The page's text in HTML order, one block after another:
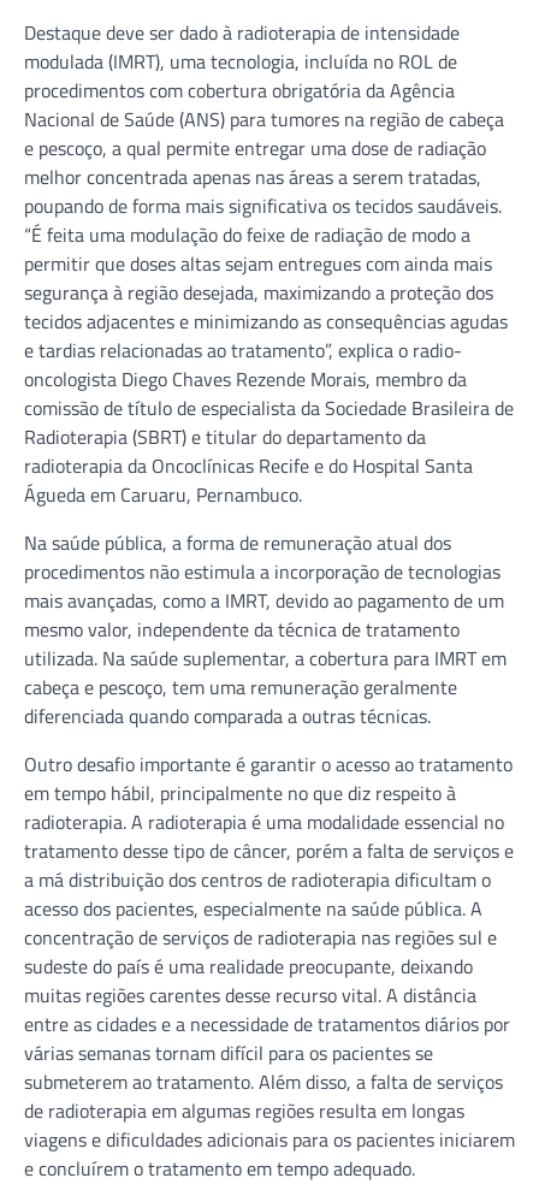
Destaque deve ser dado à radioterapia de intensidade
modulada (IMRT), uma tecnologia, incluída no ROL de
procedimentos com cobertura obrigatória da Agência
Nacional de Saúde (ANS) para tumores na região de cabeça
e pescoço, a qual permite entregar uma dose de radiação
melhor concentrada apenas nas áreas a serem tratadas,
poupando de forma mais significativa os tecidos saudáveis.
“É feita uma modulação do feixe de radiação de modo a
permitir que doses altas sejam entregues com ainda mais
segurança à região desejada, maximizando a proteção dos
tecidos adjacentes e minimizando as consequências agudas
e tardias relacionadas ao tratamento”, explica o radio-
oncologista Diego Chaves Rezende Morais, membro da
comissão de título de especialista da Sociedade Brasileira de
Radioterapia (SBRT) e titular do departamento da
radioterapia da Oncoclínicas Recife e do Hospital Santa
Águeda em Caruaru, Pernambuco.
Na saúde pública, a forma de remuneração atual dos
procedimentos não estimula a incorporação de tecnologias
mais avançadas, como a IMRT, devido ao pagamento de um
mesmo valor, independente da técnica de tratamento
utilizada. Na saúde suplementar, a cobertura para IMRT em
cabeça e pescoço, tem uma remuneração geralmente
diferenciada quando comparada a outras técnicas.
Outro desafio importante é garantir o acesso ao tratamento
em tempo hábil, principalmente no que diz respeito à
radioterapia. A radioterapia é uma modalidade essencial no
tratamento desse tipo de câncer, porém a falta de serviços e
a má distribuição dos centros de radioterapia dificultam o
acesso dos pacientes, especialmente na saúde pública. A
concentração de serviços de radioterapia nas regiões sul e
sudeste do país é uma realidade preocupante, deixando
muitas regiões carentes desse recurso vital. A distância
entre as cidades e a necessidade de tratamentos diários por
várias semanas tornam difícil para os pacientes se
submeterem ao tratamento. Além disso, a falta de serviços
de radioterapia em algumas regiões resulta em longas
viagens e dificuldades adicionais para os pacientes iniciarem
e concluírem o tratamento em tempo adequado.